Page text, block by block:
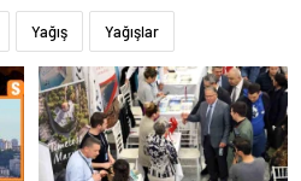
Yağış Yağışlar